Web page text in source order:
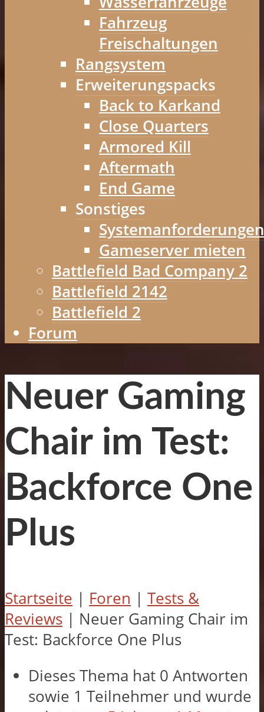
Fahrzeug
Freischaltungen
Rangsystem
Erweiterungspacks
Back to Karkand
Close Quarters
Armored Kill
Aftermath
End Game
Sonstiges
Systemanforderungen
Gameserver mieten
Battlefield Bad Company 2
Battlefield 2142
Battlefield 2
Forum
Neuer Gaming
Chair im Test:
Backforce One
Plus
Startseite | Foren | Tests &
Reviews | Neuer Gaming Chair im
Test: Backforce One Plus
Dieses Thema hat 0 Antworten
sowie 1 Teilnehmer und wurde